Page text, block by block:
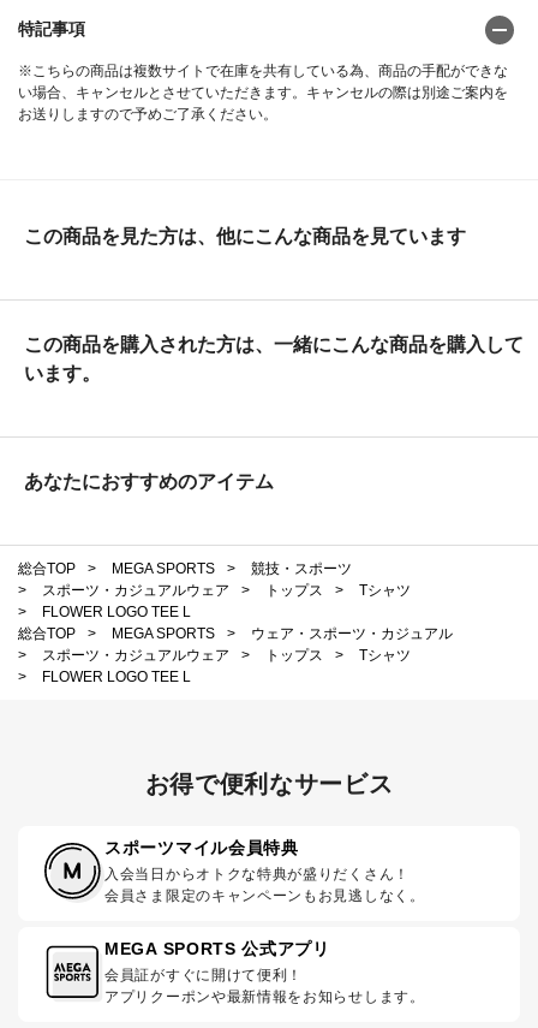
特記事項
※こちらの商品は複数サイトで在庫を共有している為、商品の手配ができな
い場合、キャンセルとさせていただきます。キャンセルの際は別途ご案内を
お送りしますので予めご了承ください。
この商品を見た方は、他にこんな商品を見ています
この商品を購入された方は、一緒にこんな商品を購入して
います。
あなたにおすすめのアイテム
総合TOP > MEGA SPORTS >
競技・スポーツ
>
スポーツ・カジュアルウェア > トップス >
Tシャツ
>
FLOWER LOGO TEE L
総合TOP
> MEGA SPORTS >
ウェア・スポーツ・カジュアル
>
スポーツ・カジュアルウェア > トップス >
Tシャツ
>
FLOWER LOGO TEE L
お得で便利なサービス
スポーツマイル会員特典
入会当日からオトクな特典が盛りだくさん！
会員さま限定のキャンペーンもお見逃しなく。
MEGA SPORTS 公式アプリ
会員証がすぐに開けて便利！
アプリクーポンや最新情報をお知らせします。